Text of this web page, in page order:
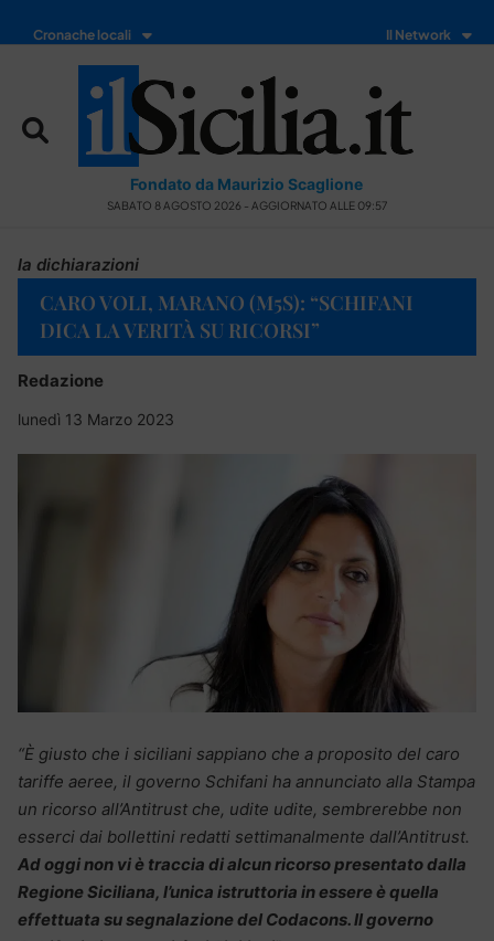
Cronache locali Il Network
Fondato da Maurizio Scaglione
SABATO 8 AGOSTO 2026 - AGGIORNATO ALLE 09:57
la dichiarazioni
CARO VOLI, MARANO (M5S): “SCHIFANI
DICA LA VERITÀ SU RICORSI”
Redazione
lunedì 13 Marzo 2023
“È giusto che i siciliani sappiano che a proposito del caro
tariffe aeree, il governo Schifani ha annunciato alla Stampa
un ricorso all’Antitrust che, udite udite, sembrerebbe non
esserci dai bollettini redatti settimanalmente dall’Antitrust.
Ad oggi non vi è traccia di alcun ricorso presentato dalla
Regione Siciliana, l’unica istruttoria in essere è quella
effettuata su segnalazione del Codacons. Il governo